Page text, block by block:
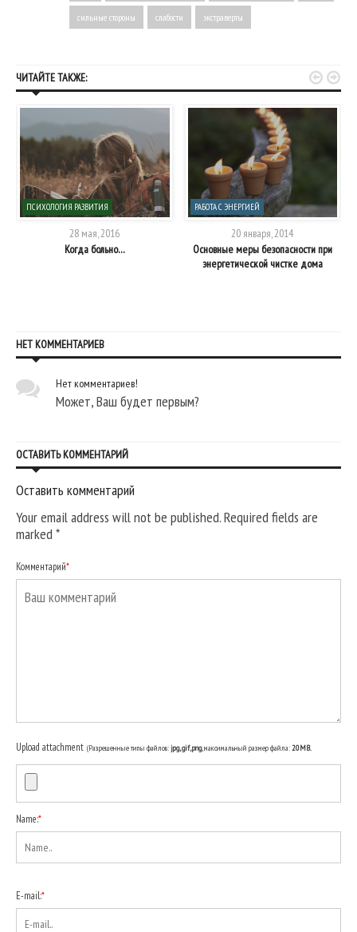
сильные стороны слабости экстраверты
ЧИТАЙТЕ ТАКЖЕ:
ПСИХОЛОГИЯ РАЗВИТИЯ
28 мая, 2016
Когда больно…
РАБОТА С ЭНЕРГИЕЙ
20 января, 2014
Основные меры безопасности при
энергетической чистке дома
 
НЕТ КОММЕНТАРИЕВ
Нет комментариев!
Может, Ваш будет первым?
ОСТАВИТЬ КОММЕНТАРИЙ
Оставить комментарий
Your email address will not be published. Required fields are
marked*
Комментарий*
Upload attachment (Разрешенные типы файлов:jpg, gif, png, максимальный размер файла:20MB.
Name:*
E-mail:*